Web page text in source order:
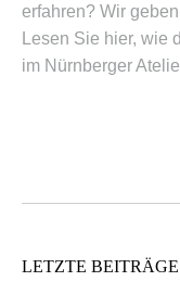
erfahren? Wir
Lesen Sie hier, wie
im Nürnberger
LETZTE BEITRÄGE